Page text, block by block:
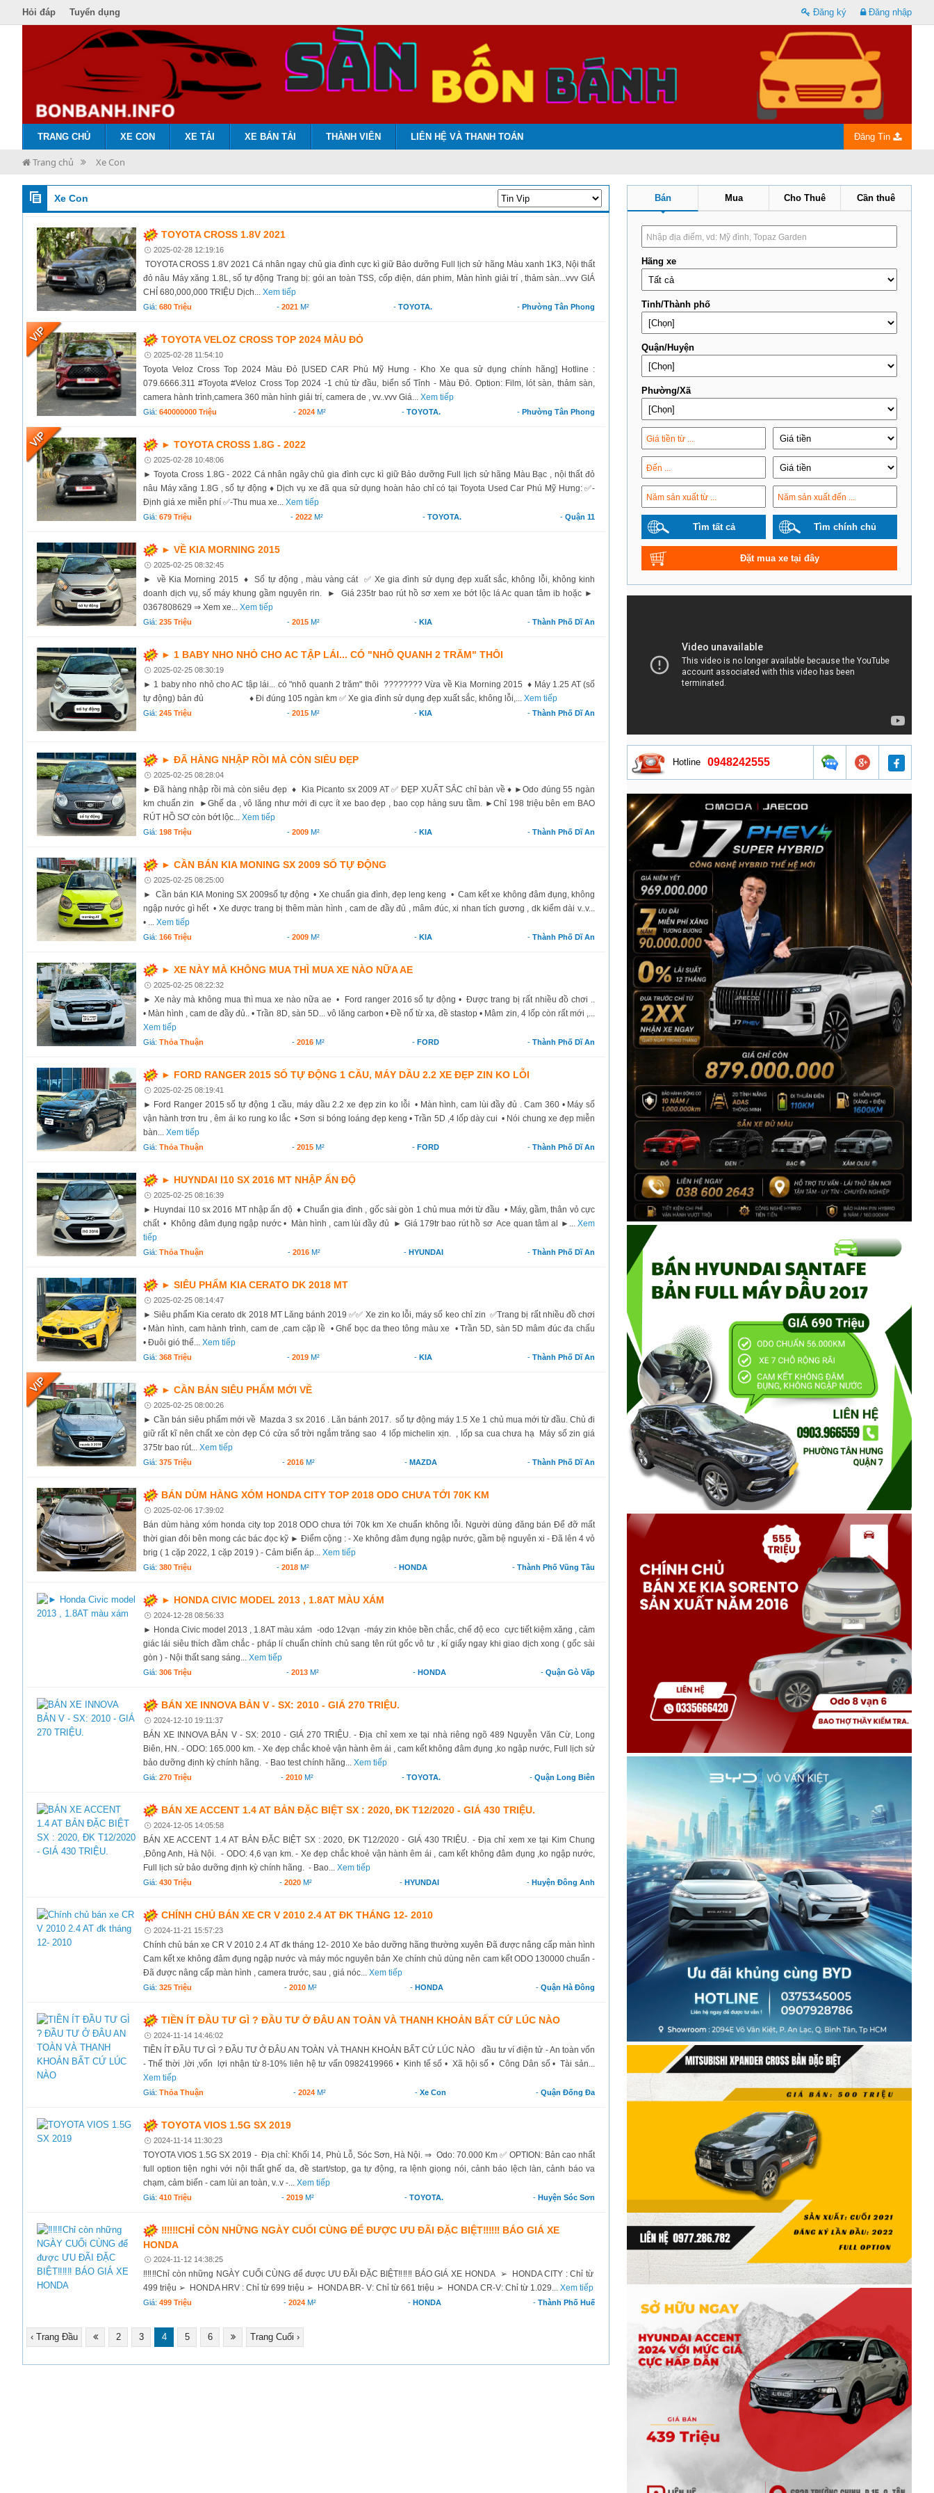
Hỏi đáp Tuyển dụng Đăng ký Đăng nhập
TRANG CHỦ XE CON XE TẢI XE BÁN TẢI THÀNH VIÊN LIÊN HỆ VÀ THANH TOÁN Đăng Tin
Trang chủ Xe Con
Bán Mua Cho Thuê Cần thuê
Hãng xe
Tỉnh/Thành phố
Quận/Huyện
Phường/Xã
Tìm tất cả Tìm chính chủ
Đặt mua xe tại đây
Hotline 0948242555
Xe Con
TOYOTA CROSS 1.8V 2021
2025-02-28 12:19:16
TOYOTA CROSS 1.8V 2021 Cá nhân ngay chủ gia đình cực kì giữ Bảo dưỡng Full lịch sử hãng Màu xanh 1K3, Nội thất
đỏ nâu Máy xăng 1.8L, số tự động Trang bị: gói an toàn TSS, cốp điện, dán phim, Màn hình giải trí , thảm sàn...vvv GIÁ
CHỈ 680,000,000 TRIỆU Dịch... Xem tiếp
Giá: 680 Triệu - 2021M² -TOYOTA. - Phường Tân Phong
TOYOTA VELOZ CROSS TOP 2024 MÀU ĐỎ
2025-02-28 11:54:10
Toyota Veloz Cross Top 2024 Màu Đỏ [USED CAR Phú Mỹ Hưng - Kho Xe qua sử dụng chính hãng] Hotline :
079.6666.311 #Toyota #Veloz Cross Top 2024 -1 chủ từ đầu, biển số Tỉnh - Màu Đỏ. Option: Film, lót sàn, thảm sàn,
camera hành trình,camera 360 màn hình giải trí, camera de , vv..vvv Giá... Xem tiếp
Giá: 640000000 Triệu - 2024M² -TOYOTA. - Phường Tân Phong
► TOYOTA CROSS 1.8G - 2022
2025-02-28 10:48:06
► Toyota Cross 1.8G - 2022 Cá nhân ngây chủ gia đình cực kì giữ Bảo dưỡng Full lịch sử hãng Màu Bạc , nội thất đỏ
nâu Máy xăng 1.8G , số tự động ♦ Dịch vụ xe đã qua sử dụng hoàn hảo chỉ có tại Toyota Used Car Phú Mỹ Hưng: ✅-
Định giá xe miễn phí ✅-Thu mua xe... Xem tiếp
Giá: 679 Triệu -2022 M² - TOYOTA. - Quận 11
► VỀ KIA MORNING 2015
2025-02-25 08:32:45
► về Kia Morning 2015 ♦ Số tự động , màu vàng cát ✅ Xe gia đình sử dụng đẹp xuất sắc, không lỗi, không kinh
doanh dịch vụ, số máy khung gầm nguyên rin. ► Giá 235tr bao rút hồ sơ xem xe bớt lộc lá Ac quan tâm ib hoặc ►
0367808629 ⇒ Xem xe... Xem tiếp
Giá: 235 Triệu - 2015M² -KIA - Thành Phố Dĩ An
► 1 BABY NHO NHỎ CHO AC TẬP LÁI... CÓ "NHÔ QUANH 2 TRĂM" THÔI
2025-02-25 08:30:19
► 1 baby nho nhỏ cho AC tập lái... có "nhô quanh 2 trăm" thôi ???????? Vừa về Kia Morning 2015 ♦ Máy 1.25 AT (số
tự động) bản đủ ♦ Đi đúng 105 ngàn km ✅ Xe gia đình sử dụng đẹp xuất sắc, không lỗi,... Xem tiếp
Giá: 245 Triệu - 2015M² -KIA - Thành Phố Dĩ An
► ĐÃ HÀNG NHẬP RỒI MÀ CÒN SIÊU ĐẸP
2025-02-25 08:28:04
► Đã hàng nhập rồi mà còn siêu đẹp ♦ Kia Picanto sx 2009 AT ✅ ĐẸP XUẤT SẮC chỉ bàn về ♦ ►Odo đúng 55 ngàn
km chuẩn zin ►Ghế da , vô lăng như mới đi cực ít xe bao đẹp , bao cọp hàng sưu tầm.ㅤㅤㅤ ►Chỉ 198 triệu bên em BAO
RÚT HỒ SƠ còn bớt lộc... Xem tiếp
Giá: 198 Triệu - 2009M² -KIA - Thành Phố Dĩ An
► CẦN BÁN KIA MONING SX 2009 SỐ TỰ ĐỘNG
2025-02-25 08:25:00
► Cần bán KIA Moning SX 2009số tự động • Xe chuẩn gia đình, đẹp leng keng • Cam kết xe không đâm đụng, không
ngập nước gì hết • Xe được trang bị thêm màn hình , cam de đầy đủ , mâm đúc, xi nhan tích gương , dk kiểm dài v..v...
• ... Xem tiếp
Giá: 166 Triệu - 2009M² -KIA - Thành Phố Dĩ An
► XE NÀY MÀ KHÔNG MUA THÌ MUA XE NÀO NỮA AE
2025-02-25 08:22:32
► Xe này mà không mua thì mua xe nào nữa ae • Ford ranger 2016 số tự động • Được trang bị rất nhiều đồ chơi ..
• Màn hình , cam de đầy đủ.. • Trần 8D, sàn 5D... vô lăng carbon • Đề nổ từ xa, đề stastop • Mâm zin, 4 lốp còn rất mới ,...
Xem tiếp
Giá: Thỏa Thuận - 2016M² -FORD - Thành Phố Dĩ An
► FORD RANGER 2015 SỐ TỰ ĐỘNG 1 CẦU, MÁY DẦU 2.2 XE ĐẸP ZIN KO LỖI
2025-02-25 08:19:41
► Ford Ranger 2015 số tự động 1 cầu, máy dầu 2.2 xe đẹp zin ko lỗi • Màn hình, cam lùi đầy đủ . Cam 360 • Máy số
vận hành trơn tru , êm ái ko rung ko lắc • Sơn si bóng loáng đẹp keng • Trần 5D ,4 lốp dày cui • Nói chung xe đẹp miễn
bàn... Xem tiếp
Giá: Thỏa Thuận - 2015M² -FORD - Thành Phố Dĩ An
► HUYNDAI I10 SX 2016 MT NHẬP ẤN ĐỘ
2025-02-25 08:16:39
► Huyndai I10 sx 2016 MT nhập ấn độ ♦ Chuẩn gia đình , gốc sài gòn 1 chủ mua mới từ đầu • Máy, gầm, thân vỏ cực
chất • Không đâm đụng ngập nước • Màn hình , cam lùi đầy đủ ► Giá 179tr bao rút hồ sơ Ace quan tâm al ►... Xem
tiếp
Giá: Thỏa Thuận - 2016M² -HYUNDAI - Thành Phố Dĩ An
► SIÊU PHẨM KIA CERATO DK 2018 MT
2025-02-25 08:14:47
► Siêu phẩm Kia cerato dk 2018 MT Lăng bánh 2019 ✅✅ Xe zin ko lỗi, máy số keo chỉ zin ✅Trang bị rất nhiều đồ chơi
• Màn hình, cam hành trình, cam de ,cam cặp lề • Ghế bọc da theo tông màu xe • Trần 5D, sàn 5D mâm đúc đa chấu
• Đuôi gió thể... Xem tiếp
Giá: 368 Triệu - 2019M² -KIA - Thành Phố Dĩ An
► CẦN BÁN SIÊU PHẨM MỚI VỀ
2025-02-25 08:00:26
► Cần bán siêu phẩm mới về Mazda 3 sx 2016 . Lăn bánh 2017. số tự động máy 1.5 Xe 1 chủ mua mới từ đầu. Chủ đi
giữ rất kĩ nên chất xe còn đẹp Có cửa sổ trời ngắm trăng sao 4 lốp michelin xịn. , lốp sa cua chưa hạ Máy số zin giá
375tr bao rút... Xem tiếp
Giá: 375 Triệu - 2016M² -MAZDA - Thành Phố Dĩ An
BÁN DÙM HÀNG XÓM HONDA CITY TOP 2018 ODO CHƯA TỚI 70K KM
2025-02-06 17:39:02
Bán dùm hàng xóm honda city top 2018 ODO chưa tới 70k km Xe chuẩn không lỗi. Người dùng đăng bán Để đỡ mất
thời gian đôi bên mong các bác đọc kỹ ► Điểm cộng : - Xe không đâm đụng ngập nước, gầm bệ nguyên xi - Đã lên 4 vỏ
brig ( 1 cặp 2022, 1 cặp 2019 ) - Cảm biển áp... Xem tiếp
Giá: 380 Triệu - 2018M² - HONDA - Thành Phố Vũng Tầu
► HONDA CIVIC MODEL 2013 , 1.8AT MÀU XÁM
2024-12-28 08:56:33
► Honda Civic model 2013 , 1.8AT màu xám -odo 12vạn -máy zin khỏe bền chắc, chế độ eco cực tiết kiệm xăng , cảm
giác lái siêu thích đầm chắc - pháp lí chuẩn chính chủ sang tên rút gốc vô tư , kí giấy ngay khi giao dịch xong ( gốc sài
gòn ) - Nội thất sang sáng... Xem tiếp
Giá: 306 Triệu - 2013M² -HONDA - Quận Gò Vấp
BÁN XE INNOVA BẢN V - SX: 2010 - GIÁ 270 TRIỆU.
2024-12-10 19:11:37
BÁN XE INNOVA BẢN V - SX: 2010 - GIÁ 270 TRIỆU. - Địa chỉ xem xe tại nhà riêng ngõ 489 Nguyễn Văn Cừ, Long
Biên, HN. - ODO: 165.000 km. - Xe đẹp chắc khoẻ vận hành êm ái , cam kết không đâm đụng ,ko ngập nước, Full lịch sử
bảo dưỡng định kỳ chính hãng. - Bao test chính hãng... Xem tiếp
Giá: 270 Triệu - 2010M² -TOYOTA. - Quận Long Biên
BÁN XE ACCENT 1.4 AT BẢN ĐẶC BIỆT SX : 2020, ĐK T12/2020 - GIÁ 430 TRIỆU.
2024-12-05 14:05:58
BÁN XE ACCENT 1.4 AT BẢN ĐẶC BIỆT SX : 2020, ĐK T12/2020 - GIÁ 430 TRIỆU. - Địa chỉ xem xe tại Kim Chung
,Đông Anh, Hà Nội. - ODO: 4,6 vạn km. - Xe đẹp chắc khoẻ vận hành êm ái , cam kết không đâm đụng ,ko ngập nước,
Full lịch sử bảo dưỡng định kỳ chính hãng. - Bao... Xem tiếp
Giá: 430 Triệu - 2020M² - HYUNDAI - Huyện Đông Anh
CHÍNH CHỦ BÁN XE CR V 2010 2.4 AT ĐK THÁNG 12- 2010
2024-11-21 15:57:23
Chính chủ bán xe CR V 2010 2.4 AT đk tháng 12- 2010 Xe bảo dưỡng hãng thường xuyên Đã được nâng cấp màn hình
Cam kết xe không đâm đụng ngập nước và máy móc nguyên bản Xe chính chủ dùng nên cam kết ODO 130000 chuẩn -
Đã được nâng cấp màn hình , camera trước, sau , giá nóc... Xem tiếp
Giá: 325 Triệu -2010 M² - HONDA - Quận Hà Đông
TIỀN ÍT ĐẦU TƯ GÌ ? ĐẦU TƯ Ở ĐÂU AN TOÀN VÀ THANH KHOẢN BẤT CỨ LÚC NÀO
2024-11-14 14:46:02
TIỀN ÍT ĐẦU TƯ GÌ ? ĐẦU TƯ Ở ĐÂU AN TOÀN VÀ THANH KHOẢN BẤT CỨ LÚC NÀO đầu tư ví điện tử - An toàn vốn
- Thế thời ,lời ,vốn lợi nhận từ 8-10% liên hệ tư vấn 0982419966 • Kinh tế số • Xã hội số • Công Dân số • Tài sản...
Xem tiếp
Giá: Thỏa Thuận - 2024M² -Xe Con - Quận Đống Đa
TOYOTA VIOS 1.5G SX 2019
2024-11-14 11:30:23
TOYOTA VIOS 1.5G SX 2019 - Địa chỉ: Khối 14, Phù Lỗ, Sóc Sơn, Hà Nội. ⇒ Odo: 70.000 Km ✅ OPTION: Bản cao nhất
full option tiện nghi với nội thất ghế da, đề start/stop, ga tự động, ra lệnh giọng nói, cảnh báo lệch làn, cảnh báo va
chạm, cảm biến - cam lùi an toàn, v..v -... Xem tiếp
Giá: 410 Triệu -2019 M² - TOYOTA. - Huyện Sóc Sơn
‼️‼️‼️CHỈ CÒN NHỮNG NGÀY CUỐI CÙNG ĐỂ ĐƯỢC ƯU ĐÃI ĐẶC BIỆT‼️‼️‼️ BÁO GIÁ XE
HONDA
2024-11-12 14:38:25
‼️‼️‼️Chỉ còn những NGÀY CUỐi CÙNG để được ƯU ĐÃI ĐẶC BIỆT‼️‼️‼️ BÁO GIÁ XE HONDA ➢ HONDA CITY : Chỉ từ
499 triệu ➢ HONDA HRV : Chỉ từ 699 triệu ➢ HONDA BR- V: Chỉ từ 661 triệu ➢ HONDA CR-V: Chỉ từ 1.029... Xem tiếp
Giá: 499 Triệu - 2024M² - HONDA - Thành Phố Huế
‹ Trang Đầu 2 3 4 5 6 Trang Cuối ›